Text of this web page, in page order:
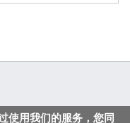
使用我们的服务，您同